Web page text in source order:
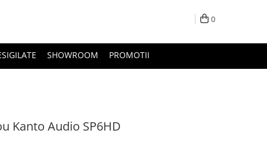
0
SHOWROOM PROMOTII
Kanto Audio SP6HD